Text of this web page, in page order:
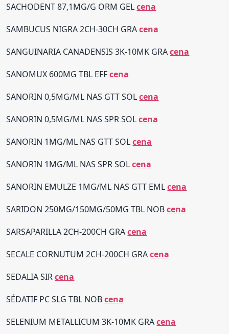
SACHODENT 87,1MG/G ORM GELcena
SAMBUCUS NIGRA 2CH-30CH GRAcena
SANGUINARIA CANADENSIS 3K-10MK GRAcena
SANOMUX 600MG TBL EFFcena
SANORIN 0,5MG/ML NAS GTT SOLcena
SANORIN 0,5MG/ML NAS SPR SOLcena
SANORIN 1MG/ML NAS GTT SOLcena
SANORIN 1MG/ML NAS SPR SOLcena
SANORIN EMULZE 1MG/ML NAS GTT EMLcena
SARIDON 250MG/150MG/50MG TBL NOBcena
SARSAPARILLA 2CH-200CH GRAcena
SECALE CORNUTUM 2CH-200CH GRAcena
SEDALIA SIRcena
SÉDATIF PC SLG TBL NOBcena
SELENIUM METALLICUM 3K-10MK GRAcena